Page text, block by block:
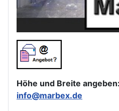
Höhe und Breite angeben:
info@marbex.de